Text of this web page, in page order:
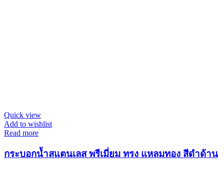
Quick view
Add to wishlist
Read more
กระบอกน้ำสแตนเลส พรีเมี่ยม ทรง แหลมทอง สีดำด้าน